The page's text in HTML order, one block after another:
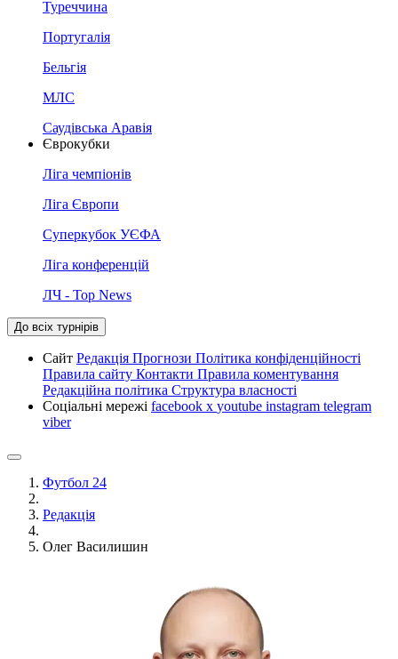
Туреччина
Португалія
Бельгія
МЛС
Саудівська Аравія
Єврокубки
Ліга чемпіонів
Ліга Європи
Суперкубок УЄФА
Ліга конференцій
ЛЧ - Top News
До всіх турнірів
Сайт Редакція Прогнози Політика конфіденційності
Правила сайту Контакти Правила коментування
Редакційна політика Структура власності
Соціальні мережі facebook x youtube instagram telegram
viber
Футбол 24
Редакція
Олег Василишин